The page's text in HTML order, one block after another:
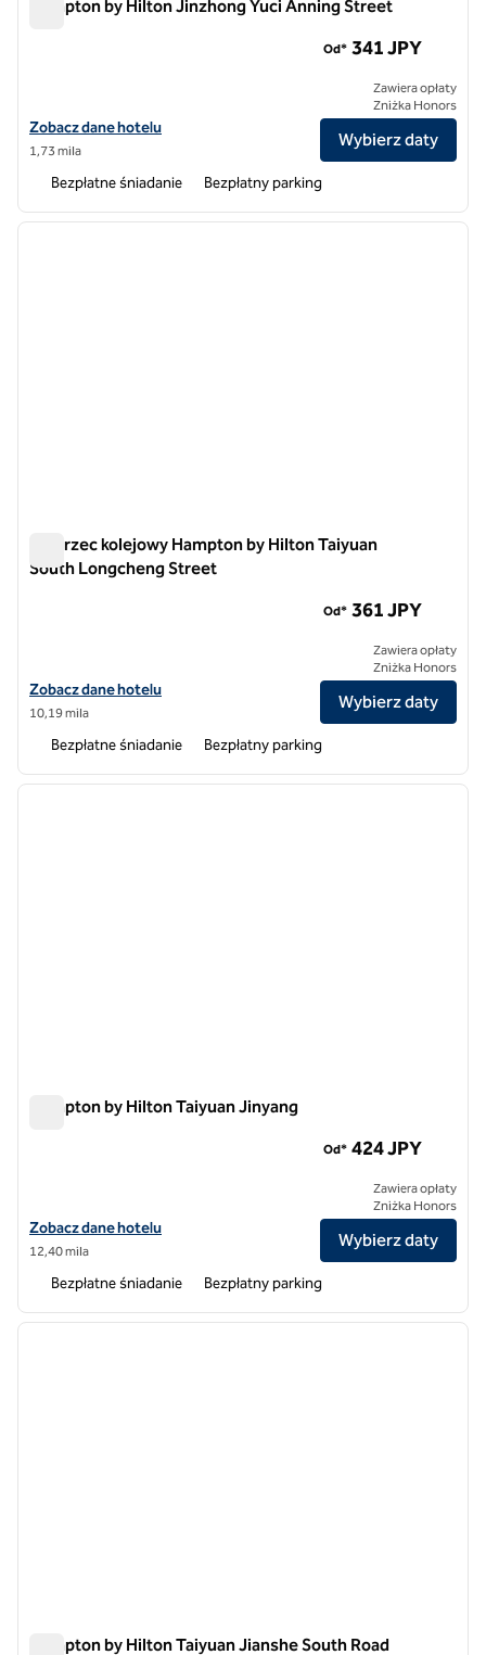
Hampton by Hilton Jinzhong Yuci Anning Street
Zobacz szczegóły hotelu Hampton by Hilton Jinzhong Yuci Anning
Zobacz dane hotelu
1,73 mila
Od* 341 JPY
Zawiera opłaty
Zniżka Honors
Wybierz daty
Bezpłatne śniadanie Bezpłatny parking
1 z 12
Dworzec kolejowy Hampton by Hilton Taiyuan
South Longcheng Street
Zobacz szczegóły hotelu dla dworca kolejowego Hampton by
Zobacz dane hotelu
10,19 mila
Od* 361 JPY
Zawiera opłaty
Zniżka Honors
Wybierz daty
Bezpłatne śniadanie Bezpłatny parking
1 z 10
Hampton by Hilton Taiyuan Jinyang
Zobacz szczegóły hotelu Hampton by Hilton Taiyuan Jinyang
Zobacz dane hotelu
12,40 mila
Od* 424 JPY
Zawiera opłaty
Zniżka Honors
Wybierz daty
Bezpłatne śniadanie Bezpłatny parking
1 z 12
Hampton by Hilton Taiyuan Jianshe South Road